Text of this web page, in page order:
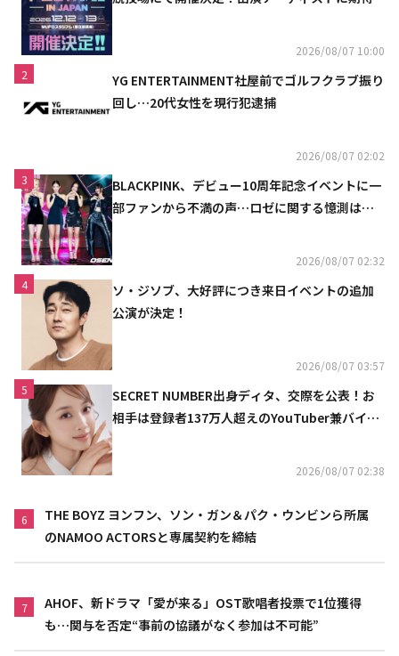
2026/08/07 10:00
2
YG ENTERTAINMENT社屋前でゴルフクラブ振り
回し…20代女性を現行犯逮捕
2026/08/07 02:02
3
BLACKPINK、デビュー10周年記念イベントに一
部ファンから不満の声…ロゼに関する憶測は否
2026/08/07 02:32
4
ソ・ジソブ、大好評につき来日イベントの追加
公演が決定！
2026/08/07 03:57
5
SECRET NUMBER出身ディタ、交際を公表！お
相手は登録者137万人超えのYouTuber兼バイオ
2026/08/07 02:38
6
THE BOYZ ヨンフン、ソン・ガン＆パク・ウンビンら所属
のNAMOO ACTORSと専属契約を締結
7
AHOF、新ドラマ「愛が来る」OST歌唱者投票で1位獲得
も…関与を否定“事前の協議がなく参加は不可能”